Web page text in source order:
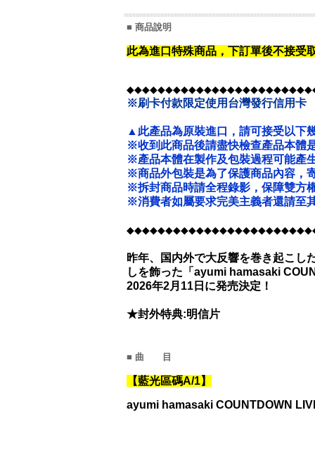
■ 商品說明
此為進口特殊商品，下訂單後不接受
※刷卡付款限定使用台灣發行信用卡
▲此產品為原裝進口，請可接受以下
※收到此商品後請盡快檢查產品本體
※產品本體在製作及包裝過程可能產
※商品外包裝是為了保護商品內容，
※拆封商品時請全程錄影，保障雙方
※消費者如屬要求完美主義者還請至
昨年、国内外で大反響を巻き起こし
しを飾った「ayumi hamasaki
2026年2月11日に発売決定！
★封外特典:明信片
■ 曲 目
【藍光區碼A/1】
ayumi hamasaki COUNTDOWN